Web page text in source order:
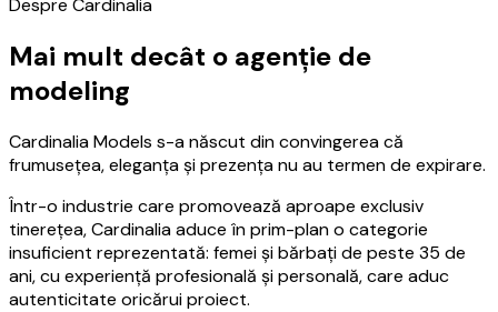
Despre Cardinalia
Mai mult decât o agenție de
modeling
Cardinalia Models s-a născut din convingerea că
frumusețea, eleganța și prezența nu au termen de expirare.
Într-o industrie care promovează aproape exclusiv
tinerețea, Cardinalia aduce în prim-plan o categorie
insuficient reprezentată: femei și bărbați de peste 35 de
ani, cu experiență profesională și personală, care aduc
autenticitate oricărui proiect.